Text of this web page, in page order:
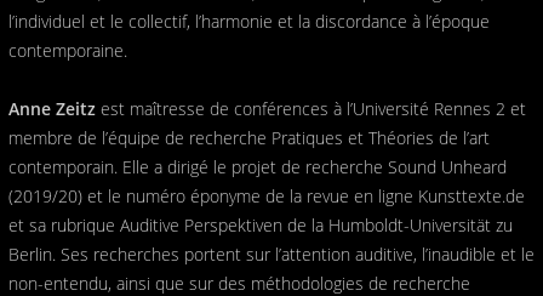
l’individuel et le collectif, l’harmonie et la discordance à l’époque
contemporaine.
Anne Zeitz est maîtresse de conférences à l’Université Rennes 2 et
membre de l’équipe de recherche Pratiques et Théories de l’art
contemporain. Elle a dirigé le projet de recherche Sound Unheard
(2019/20) et le numéro éponyme de la revue en ligne Kunsttexte.de
et sa rubrique Auditive Perspektiven de la Humboldt-Universität zu
Berlin. Ses recherches portent sur l’attention auditive, l’inaudible et le
non-entendu, ainsi que sur des méthodologies de recherche